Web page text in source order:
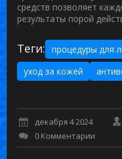
средств позволяет
результаты порой
Теги: процедуры для
уход за кожей
декабря 4 2024
0 Комментарии